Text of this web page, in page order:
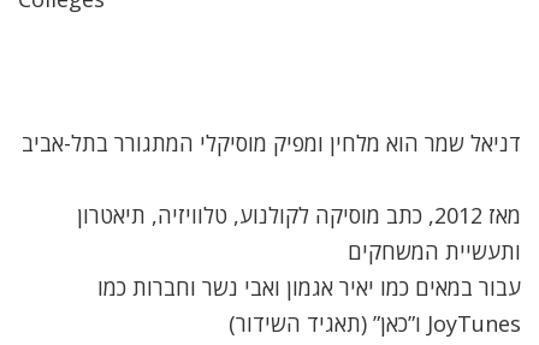
דניאל שמר הוא מלחין ומפיק מוסיקלי המתגורר בתל-אביב
מאז 2012, כתב מוסיקה לקולנוע, טלוויזיה, תיאטרון
ותעשיית המשחקים
עבור במאים כמו יאיר אגמון ואבי נשר וחברות כמו
JoyTunes ו”כאן” (תאגיד השידור)